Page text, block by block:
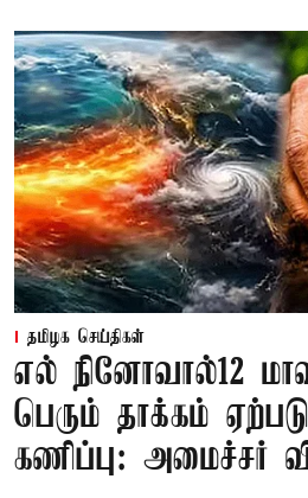
தமிழக செய்திகள்
எல் நினோவால்12
பெரும் தாக்கம்
கணிப்பு: அமைச்சர்